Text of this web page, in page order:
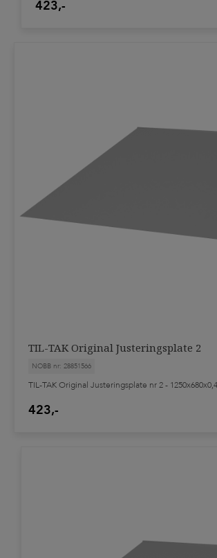
423,-
TIL-TAK Original Justeringsplate 2
NOBB nr: 28851566
TIL-TAK Original Justeringsplate nr 2 -
423,-